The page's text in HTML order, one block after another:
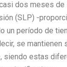
dos meses de
(SLP) -
un período de
se mantienen
siendo estas